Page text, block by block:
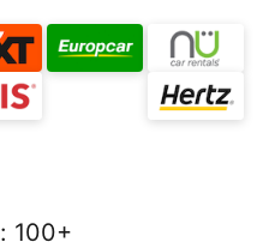
: 100+